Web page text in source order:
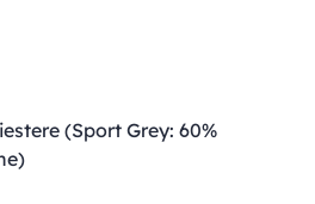
(Sport Grey: 60%